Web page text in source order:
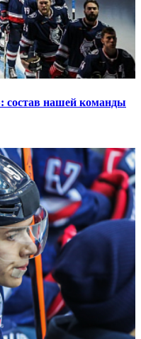
состав нашей команды